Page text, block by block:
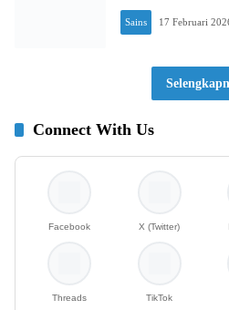
Sains 17 Februari
Connect With Us
Facebook X (Twitter)
Threads TikTok